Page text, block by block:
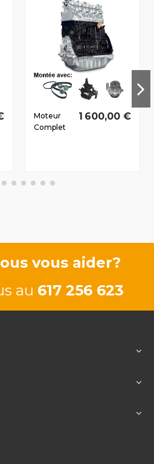
Moteur
Complet
dCi
1 600,00 €
vous aider?
au 617 256 623